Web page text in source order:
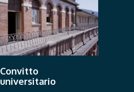
Convitto
universitario